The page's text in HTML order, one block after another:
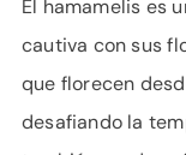
El hamamelis es
cautiva con sus
que florecen
desafiando la